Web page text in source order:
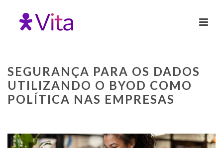
SEGURANÇA PARA OS DADOS
UTILIZANDO O BYOD COMO
POLÍTICA NAS EMPRESAS